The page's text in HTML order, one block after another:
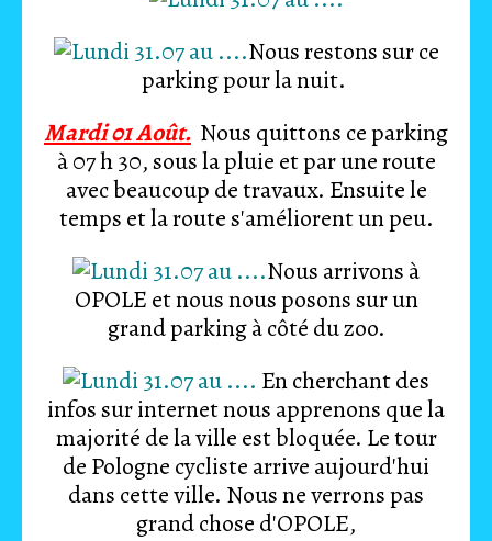
Nous restons sur ce
parking pour la nuit.
Mardi 01 Août. Nous quittons ce parking
à 07 h 30, sous la pluie et par une route
avec beaucoup de travaux. Ensuite le
temps et la route s'améliorent un peu.
Nous arrivons à
OPOLE et nous nous posons sur un
grand parking à côté du zoo.
En cherchant des
infos sur internet nous apprenons que la
majorité de la ville est bloquée. Le tour
de Pologne cycliste arrive aujourd'hui
dans cette ville. Nous ne verrons pas
grand chose d'OPOLE,